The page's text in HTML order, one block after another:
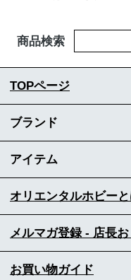
商品検索
TOPページ
ブランド
アイテム
オリエンタルホビー
メルマガ登録 - 店長
お買い物ガイド